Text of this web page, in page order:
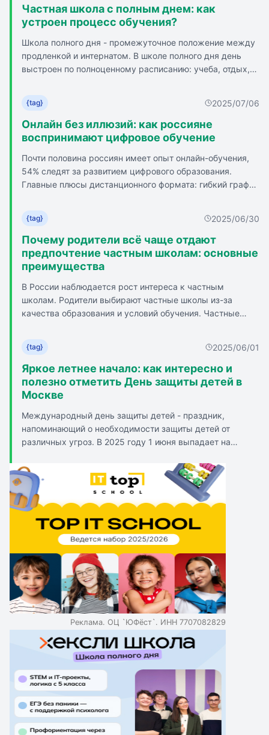
Частная школа с полным днем: как
устроен процесс обучения?
Школа полного дня - промежуточное положение между
продленкой и интернатом. В школе полного дня день
выстроен по полноценному расписанию: учеба, отдых,
Школа полного дня - это не интернат: вечером дети
возвращаются домой. Грамотно составленный режим
позволяет чередовать занятия с отдыхом. Школа
предлагает разнообразие кружков и секций для
спокойны, пока ребенок под присмотром и в безопасной
среде. Школа полного дня подходит для детей с
разными способностями и индивидуальными
быть максимально комфортной и «домашней».
{tag} 2025/07/06
Онлайн без иллюзий: как россияне
воспринимают цифровое обучение
Почти половина россиян имеет опыт онлайн-обучения,
54% следят за развитием цифрового образования.
Главные плюсы дистанционного формата: гибкий график
сложности с самодисциплиной. Онлайн-кампус НИУ
ВШЭ опросил 2550 респондентов из разных регионов
России. 48,5% опрошенных имели опыт онлайн-
обучения. 54% респондентов проявляют интерес к
дистанционному формату учебы. Наибольшая
Новосибирской и Нижегородской областях. 22,6%
респондентов считают онлайн-образование
перспективным, 22% - умеренным оптимистом. 68%
опрошенных предпочитают цифровой формат
традиционному.
{tag} 2025/06/30
Почему родители всё чаще отдают
предпочтение частным школам: основные
преимущества
В России наблюдается рост интереса к частным
школам. Родители выбирают частные школы из-за
качества образования и условий обучения. Частные
всестороннего развития ребенка. Преимущества
частных школ: индивидуальный подход, малочисленные
классы, расширенные и углубленные программы,
развитие личности и навыков XXI века, тесный контакт с
родителями, комфортная и безопасная среда, широкие
подготовка к поступлению в ведущие вузы. Недостатки
частных школ: не каждая школа гарантирует высокий
результат, многое зависит от конкретного учреждения,
{tag} 2025/06/01
Яркое летнее начало: как интересно и
полезно отметить День защиты детей в
Москве
Международный день защиты детей - праздник,
напоминающий о необходимости защиты детей от
различных угроз. В 2025 году 1 июня выпадает на
время с семьей. В Москве пройдет более 300
мероприятий для детей, включая развлекательные и
образовательные программы. Мероприятия включают
лекции о финансовой грамотности, мастер-классы и
интерактивные программы в музеях и парках. В
программе также есть фестивали, концерты и
спектакли для детей разных возрастов. Мероприятия
направлены на развитие кругозора и творческих
способностей детей.
Реклама. ОЦ `ЮФёст`. ИНН 7707082829